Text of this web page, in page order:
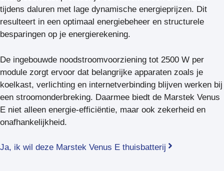
tijdens daluren met lage dynamische energieprijzen. Dit
resulteert in een optimaal energiebeheer en structurele
besparingen op je energierekening.
De ingebouwde noodstroomvoorziening tot 2500 W per
module zorgt ervoor dat belangrijke apparaten zoals je
koelkast, verlichting en internetverbinding blijven werken bij
een stroomonderbreking. Daarmee biedt de Marstek Venus
E niet alleen energie-efficiëntie, maar ook zekerheid en
onafhankelijkheid.
Ja, ik wil deze Marstek Venus E thuisbatterij